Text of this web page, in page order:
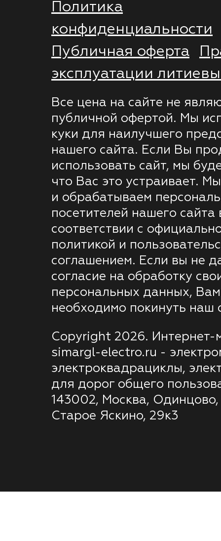
Политика
конфиденциальности
Публичная оферта
эксплуатации
Все цена на сайте не
публичной офертой. Мы
куки для наилучшего
нашего сайта. Если Вы
использовать сайт, мы
что Вас это устраивает.
и обрабатываем
посетителей нашего сайта
соответствии с
политикой и
соглашением. Если вы не
согласие на обработку
персональных данных, Вам
необходимо покинуть наш
Copyright 2026. Интернет-
simargl-electro.ru -
электроквадрациклы,
для дорог общего
143002, Москва, Одинцово,
Старое Яскино, 29к3